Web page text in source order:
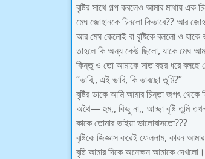
বৃষ্টির সাথে গল্প করলেও আমার মাথায় এক
মেঘ জোহানকে চিনলো কিভাবে?? আর
আর মেঘ কেনোই বা বৃষ্টিকে বললো ও
তাহলে কি অন্য কেউ ছিলো, যাকে মেঘ
কিন্তু ও তো আমাকে সাত বছর ধরে বলছে
“ভাবি,, এই ভাবি, কি ভাবছো তুমি?”
বৃষ্টির ডাকে আমি আমার চিন্তা জগৎ
অথৈ— হুম,, কিছু না,, আচ্ছা বৃষ্টি তুমি
কাকে তোমার ভাইয়া ভালোবাসতো???
বৃষ্টিকে জিজ্ঞাস করেই ফেললাম, কারন
বৃষ্টি আমার দিকে অনেক্ষন আমাকে দেখলো।